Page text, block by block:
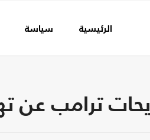
الرئيسية سياسة
ترامب عن